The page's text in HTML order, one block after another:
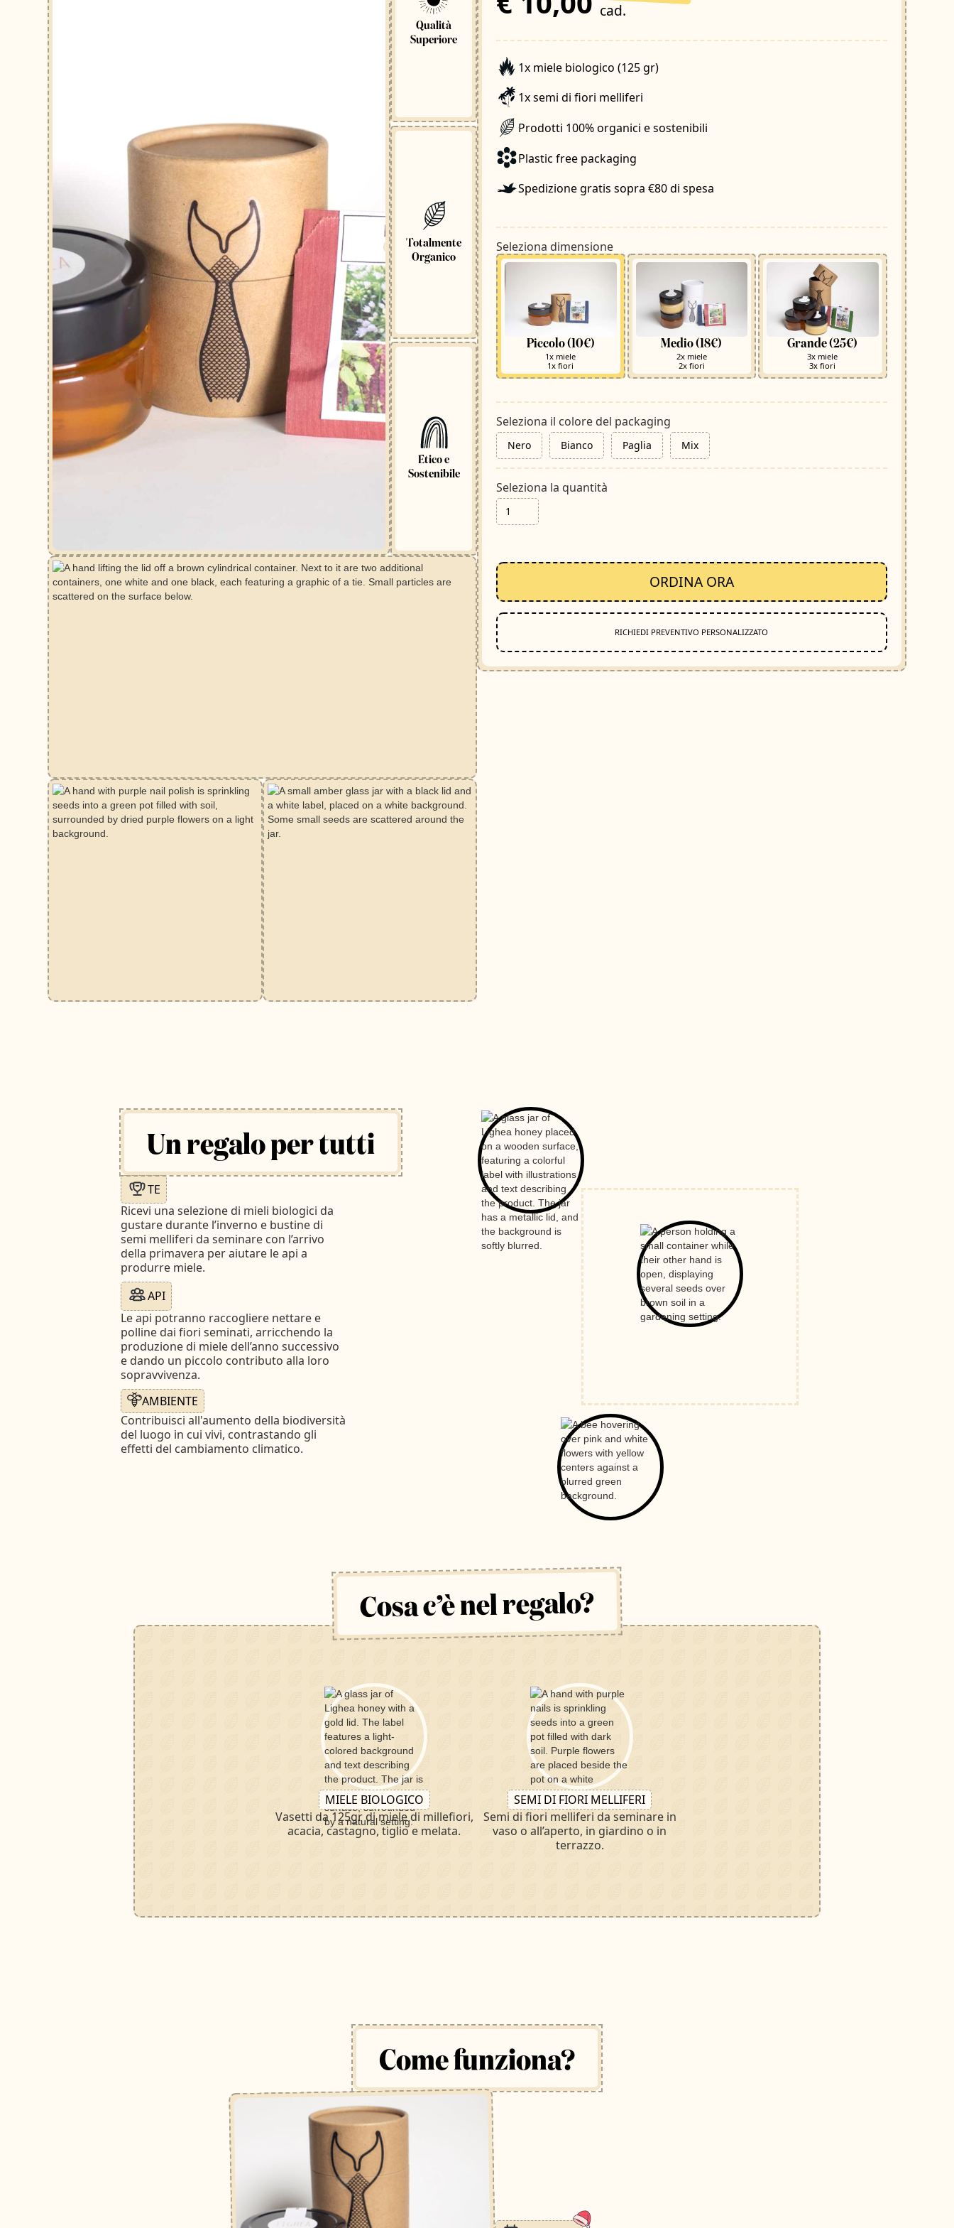
Qualità
Superiore
Totalmente
Organico
Etico e
Sostenibile
cad.
1x miele biologico (125 gr)
1x semi di fiori melliferi
Prodotti 100% organici e sostenibili
Plastic free packaging
Spedizione gratis sopra €80 di spesa
Seleziona dimensione
Piccolo (10€)
1x miele
1x fiori
Medio (18€)
2x miele
2x fiori
Grande (25€)
3x miele
3x fiori
Seleziona il colore del packaging
Nero Bianco Paglia Mix
Seleziona la quantità
ORDINA ORA
RICHIEDI PREVENTIVO PERSONALIZZATO
Un regalo per tutti
TE
Ricevi una selezione di mieli biologici da
gustare durante l’inverno e bustine di
semi melliferi da seminare con l’arrivo
della primavera per aiutare le api a
produrre miele.
API
Le api potranno raccogliere nettare e
polline dai fiori seminati, arricchendo la
produzione di miele dell’anno successivo
e dando un piccolo contributo alla loro
sopravvivenza.
AMBIENTE
Contribuisci all'aumento della biodiversità
del luogo in cui vivi, contrastando gli
effetti del cambiamento climatico.
Cosa c’è nel regalo?
MIELE BIOLOGICO
Vasetti da 125gr di miele di millefiori,
acacia, castagno, tiglio e melata.
SEMI DI FIORI MELLIFERI
Semi di fiori melliferi da seminare in
vaso o all’aperto, in giardino o in
terrazzo.
Come funziona?